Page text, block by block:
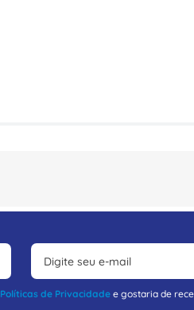
Políticas de Privacidade e gostaria de